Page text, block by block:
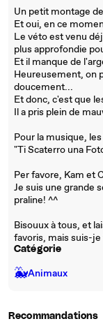
Un petit montage
Et oui, en ce
Le véto est venu
plus approfondie
Et il manque de
Heureusement, on
doucement...
Et donc, c'est que
Il a pris plein de
Pour la musique,
"Ti Scaterro una
Per favore, Kam et
Je suis une grande
praline! ^^
Bisouux à tous, et
favoris, mais suis-
Catégorie
🐳Animaux
Recommandations